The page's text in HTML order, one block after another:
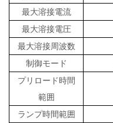
最大溶接電流
最大溶接電圧
最大溶接周波数
制御モード
プリロード時間
範囲
ランプ時間範囲